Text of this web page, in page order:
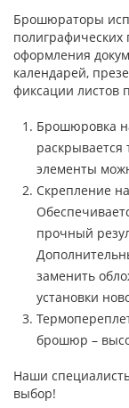
Брошюраторы
полиграфических
оформления
календарей,
фиксации листов
Брошюровка
элементы
Скрепление
прочный
заменить
установки
брошюр –
Наши
выбор!